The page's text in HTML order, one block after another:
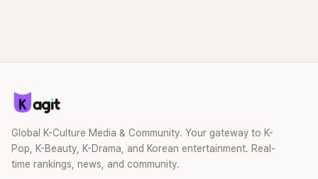
Global K-Culture Media & Community. Your gateway to K-
Pop, K-Beauty, K-Drama, and Korean entertainment. Real-
time rankings, news, and community.